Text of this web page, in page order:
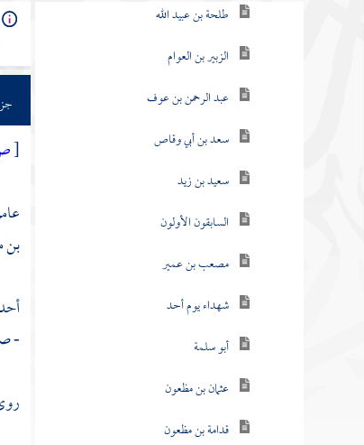
طلحة بن عبيد الله
الزبير بن العوام
عبد الرحمن بن عوف
سعد بن أبي وقاص
سعيد بن زيد
السابقون الأولون
مصعب بن عمير
شهداء يوم أحد
أبو سلمة
عثمان بن مظعون
قدامة بن مظعون
[
بن
-